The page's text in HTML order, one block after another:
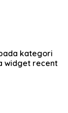
kategori
widget recent